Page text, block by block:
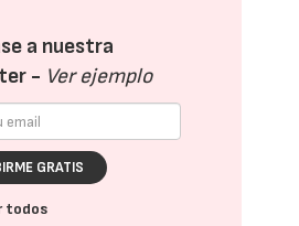
a nuestra
- Ver ejemplo
GRATIS
todos